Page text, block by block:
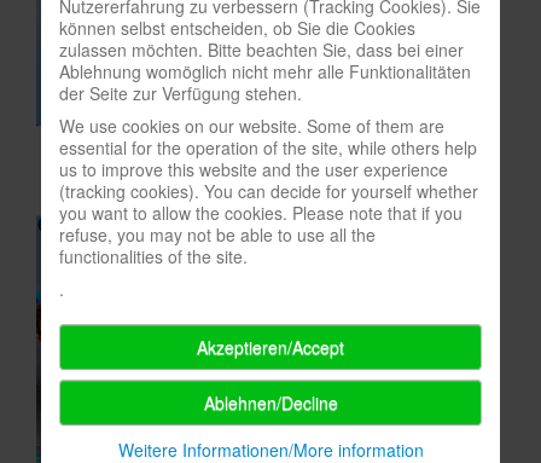
In eigener Sache-On our own behalf
Archivierte Meldungen-News archive
Nutzererfahrung zu verbessern (Tracking Cookies). Sie
können selbst entscheiden, ob Sie die Cookies
zulassen möchten. Bitte beachten Sie, dass bei einer
Ablehnung womöglich nicht mehr alle Funktionalitäten
der Seite zur Verfügung stehen.
We use cookies on our website. Some of them are
essential for the operation of the site, while others help
us to improve this website and the user experience
(tracking cookies). You can decide for yourself whether
you want to allow the cookies. Please note that if you
refuse, you may not be able to use all the
functionalities of the site.
.
Akzeptieren/Accept
Ablehnen/Decline
Weitere Informationen/More information